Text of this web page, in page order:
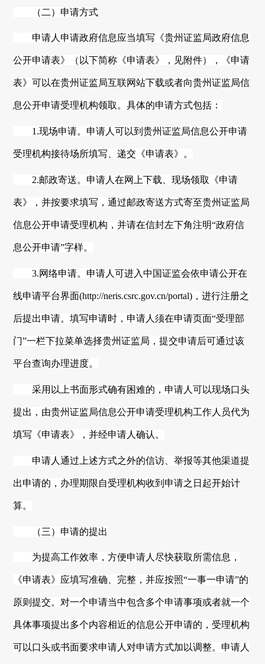
（二）申请方式
申请人申请政府信息应当填写《贵州证监局政府信息
公开申请表》（以下简称《申请表》，见附件），《申请
表》可以在贵州证监局互联网站下载或者向贵州证监局信
息公开申请受理机构领取。具体的申请方式包括：
1.现场申请。申请人可以到贵州证监局信息公开申请
受理机构接待场所填写、递交《申请表》。
2.邮政寄送。申请人在网上下载、现场领取《申请
表》，并按要求填写，通过邮政寄送方式寄至贵州证监局
信息公开申请受理机构，并请在信封左下角注明“政府信
息公开申请”字样。
3.网络申请。申请人可进入中国证监会依申请公开在
线申请平台界面(http://neris.csrc.gov.cn/portal)，进行注册之
后提出申请。填写申请时，申请人须在申请页面“受理部
门”一栏下拉菜单选择贵州证监局，提交申请后可通过该
平台查询办理进度。
采用以上书面形式确有困难的，申请人可以现场口头
提出，由贵州证监局信息公开申请受理机构工作人员代为
填写《申请表》，并经申请人确认。
申请人通过上述方式之外的信访、举报等其他渠道提
出申请的，办理期限自受理机构收到申请之日起开始计
算。
（三）申请的提出
为提高工作效率，方便申请人尽快获取所需信息，
《申请表》应填写准确、完整，并应按照“一事一申请”的
原则提交。对一个申请当中包含多个申请事项或者就一个
具体事项提出多个内容相近的信息公开申请的，受理机构
可以口头或书面要求申请人对申请方式加以调整。申请人